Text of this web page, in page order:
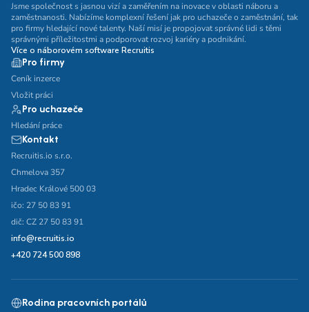
Jsme společnost s jasnou vizí a zaměřením na inovace v oblasti náboru a
zaměstnanosti. Nabízíme komplexní řešení jak pro uchazeče o zaměstnání, tak
pro firmy hledající nové talenty. Naší misí je propojovat správné lidi s těmi
správnými příležitostmi a podporovat rozvoj kariéry a podnikání.
Více o náborovém software Recruitis
Pro firmy
Ceník inzerce
Vložit práci
Pro uchazeče
Hledání práce
Kontakt
Recruitis.io s.r.o.
Chmelova 357
Hradec Králové 500 03
ičo: 27 50 83 91
dič: CZ 27 50 83 91
info@recruitis.io
+420 724 500 898
Rodina pracovních portálů